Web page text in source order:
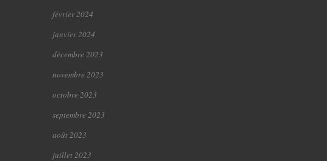
février 2024
janvier 2024
décembre 2023
novembre 2023
octobre 2023
septembre 2023
août 2023
juillet 2023